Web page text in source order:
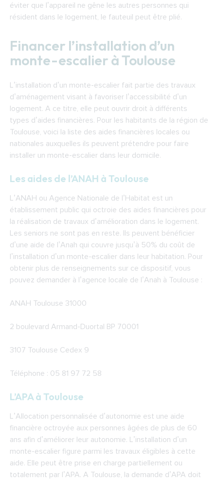
éviter que l’appareil ne gêne les autres personnes qui
résident dans le logement, le fauteuil peut être plié.
Financer l’installation d’un
monte-escalier à Toulouse
L’installation d’un monte-escalier fait partie des travaux
d’aménagement visant à favoriser l’accessibilité d’un
logement. A ce titre, elle peut ouvrir droit à différents
types d’aides financières. Pour les habitants de la région de
Toulouse, voici la liste des aides financières locales ou
nationales auxquelles ils peuvent prétendre pour faire
installer un monte-escalier dans leur domicile.
Les aides de l’ANAH à Toulouse
L’ANAH ou Agence Nationale de l’Habitat est un
établissement public qui octroie des aides financières pour
la réalisation de travaux d’amélioration dans le logement.
Les seniors ne sont pas en reste. Ils peuvent bénéficier
d’une aide de l’Anah qui couvre jusqu’à 50% du coût de
l’installation d’un monte-escalier dans leur habitation. Pour
obtenir plus de renseignements sur ce dispositif, vous
pouvez demander à l’agence locale de l’Anah à Toulouse :
ANAH Toulouse 31000
2 boulevard Armand-Duortal BP 70001
3107 Toulouse Cedex 9
Téléphone : 05 81 97 72 58
L’APA à Toulouse
L’Allocation personnalisée d’autonomie est une aide
financière octroyée aux personnes âgées de plus de 60
ans afin d’améliorer leur autonomie. L’installation d’un
monte-escalier figure parmi les travaux éligibles à cette
aide. Elle peut être prise en charge partiellement ou
totalement par l’APA. A Toulouse, la demande d’APA doit